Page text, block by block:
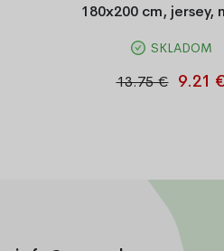
180x200 cm, jersey,
Napínacie prestieradlo
modrá farba, s gumou pre
SKLADOM
13.75 € 9.21